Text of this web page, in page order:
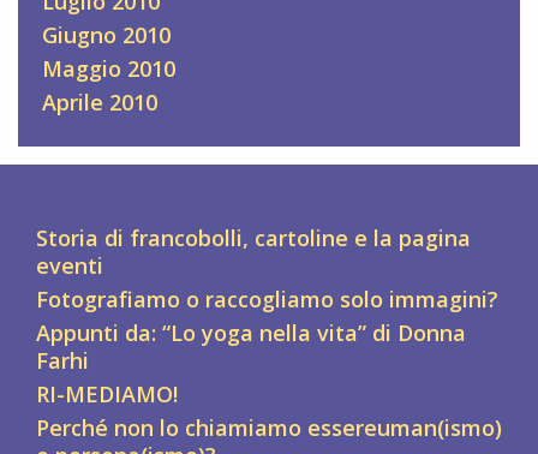
Giugno 2010
Maggio 2010
Aprile 2010
Storia di francobolli, cartoline e la pagina
eventi
Fotografiamo o raccogliamo solo immagini?
Appunti da: “Lo yoga nella vita” di Donna
Farhi
RI-MEDIAMO!
Perché non lo chiamiamo essereuman(ismo)